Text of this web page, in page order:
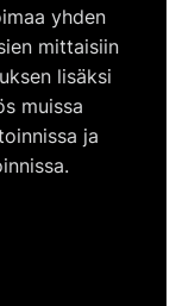
yhden
mittaisiin
lisäksi
muissa
ja